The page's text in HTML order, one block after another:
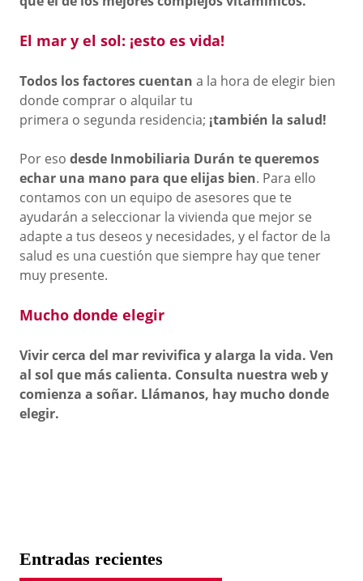
El mar y el sol: ¡esto es vida!
Todos los factores cuentan a la hora de elegir bien
donde comprar o alquilar tu
primera o segunda residencia; ¡también la salud!
Por eso desde Inmobiliaria Durán te queremos
echar una mano para que elijas bien. Para ello
contamos con un equipo de asesores que te
ayudarán a seleccionar la vivienda que mejor se
adapte a tus deseos y necesidades, y el factor de la
salud es una cuestión que siempre hay que tener
muy presente.
Mucho donde elegir
Vivir cerca del mar revivifica y alarga la vida. Ven
al sol que más calienta. Consulta nuestra web y
comienza a soñar. Llámanos, hay mucho donde
elegir.
Entradas recientes